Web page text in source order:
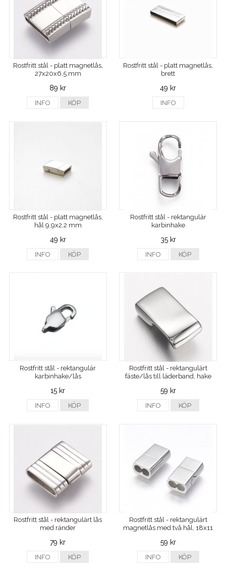
Rostfritt stål - platt magnetlås,
27x20x6,5 mm
89 kr
INFO KÖP
Rostfritt stål - platt magnetlås,
brett
49 kr
INFO
Rostfritt stål - platt magnetlås,
hål 9,9x2,2 mm
49 kr
INFO KÖP
Rostfritt stål - rektangulär
karbinhake
35 kr
INFO KÖP
Rostfritt stål - rektangulär
karbinhake/lås
15 kr
INFO KÖP
Rostfritt stål - rektangulärt
fäste/lås till läderband, hake
59 kr
INFO KÖP
Rostfritt stål - rektangulärt lås
med ränder
79 kr
INFO KÖP
Rostfritt stål - rektangulärt
magnetlås med två hål, 18x11
59 kr
INFO KÖP